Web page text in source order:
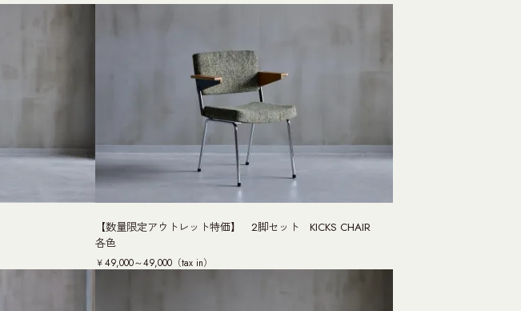
【数量限定アウトレット特価】 2脚セット KICKS CHAIR
各色
￥49,000～49,000（tax in）